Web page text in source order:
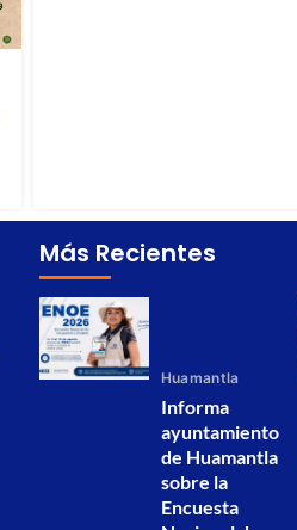
Más Recientes
Huamantla
Informa
ayuntamiento
de Huamantla
sobre la
Encuesta